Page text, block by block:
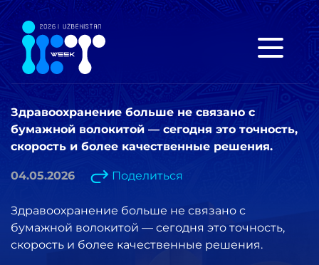
Здравоохранение больше не связано с
бумажной волокитой — сегодня это точность,
скорость и более качественные решения.
04.05.2026 Поделиться
Здравоохранение больше не связано с
бумажной волокитой — сегодня это точность,
скорость и более качественные решения.